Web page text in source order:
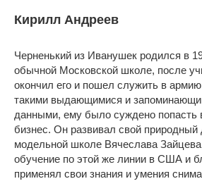
Кирилл Андреев
Черненький из Иванушек родился в
обычной Московской школе, после
окончил его и пошел служить в
такими выдающимися и
данными, ему было суждено попасть
бизнес. Он развивал свой природный
модельной школе Вячеслава
обучение по этой же линии в США и
применял свои знания и умения